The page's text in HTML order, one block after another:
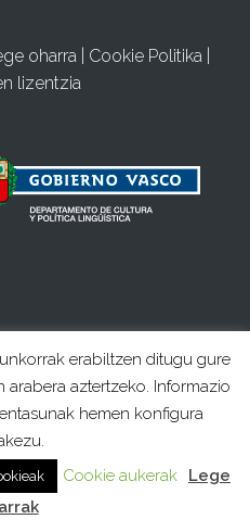
oharra Cookie Politika
lizentzia
erabiltzen ditugu gure
aztertzeko. Informazio
hemen konfigura
Cookie aukerak
Lege